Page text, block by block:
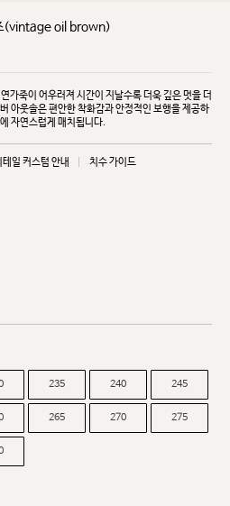
(vintage oil brown)
가죽이 어우러져 시간이 지날수록 더욱 깊은 멋을 더
아웃솔은 편안한 착화감과 안정적인 보행을 제공하
자연스럽게 매치됩니다.
테일 커스텀 안내 치수 가이드
235 240 245
265 270 275